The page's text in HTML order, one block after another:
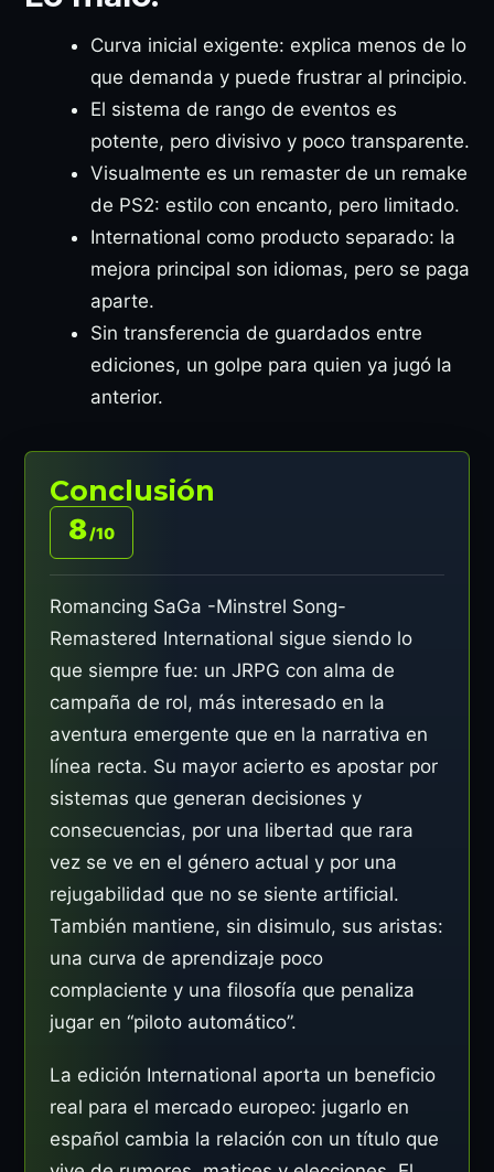
Curva inicial exigente: explica menos de lo
que demanda y puede frustrar al principio.
El sistema de rango de eventos es
potente, pero divisivo y poco transparente.
Visualmente es un remaster de un remake
de PS2: estilo con encanto, pero limitado.
International como producto separado: la
mejora principal son idiomas, pero se paga
aparte.
Sin transferencia de guardados entre
ediciones, un golpe para quien ya jugó la
anterior.
Conclusión
8/10
Romancing SaGa -Minstrel Song-
Remastered International sigue siendo lo
que siempre fue: un JRPG con alma de
campaña de rol, más interesado en la
aventura emergente que en la narrativa en
línea recta. Su mayor acierto es apostar por
sistemas que generan decisiones y
consecuencias, por una libertad que rara
vez se ve en el género actual y por una
rejugabilidad que no se siente artificial.
También mantiene, sin disimulo, sus aristas:
una curva de aprendizaje poco
complaciente y una filosofía que penaliza
jugar en “piloto automático”.
La edición International aporta un beneficio
real para el mercado europeo: jugarlo en
español cambia la relación con un título que